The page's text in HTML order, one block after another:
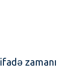
zamanı